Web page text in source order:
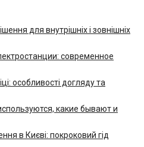
для внутрішніх і зовнішніх
современное
особливості догляду та
какие бывают и
в Києві: покроковий гід